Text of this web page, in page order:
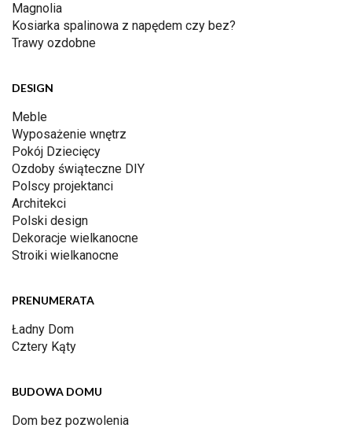
Magnolia
Kosiarka spalinowa z napędem czy bez?
Trawy ozdobne
DESIGN
Meble
Wyposażenie wnętrz
Pokój Dziecięcy
Ozdoby świąteczne DIY
Polscy projektanci
Architekci
Polski design
Dekoracje wielkanocne
Stroiki wielkanocne
PRENUMERATA
Ładny Dom
Cztery Kąty
BUDOWA DOMU
Dom bez pozwolenia